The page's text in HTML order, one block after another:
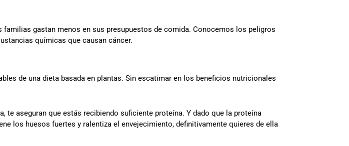
gastan menos en sus presupuestos de comida. Conocemos los peligros
químicas que causan cáncer.
de una dieta basada en plantas. Sin escatimar en los beneficios nutricionales
aseguran que estás recibiendo suficiente proteína. Y dado que la proteína
los huesos fuertes y ralentiza el envejecimiento, definitivamente quieres de ella